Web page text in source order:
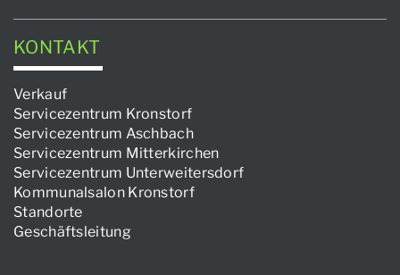
KONTAKT
Verkauf
Servicezentrum Kronstorf
Servicezentrum Aschbach
Servicezentrum Mitterkirchen
Servicezentrum Unterweitersdorf
Kommunalsalon Kronstorf
Standorte
Geschäftsleitung